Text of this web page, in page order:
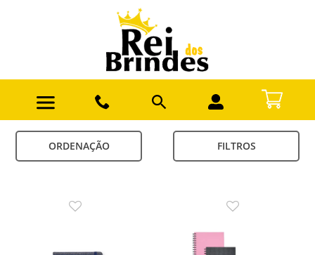
ORDENAÇÃO FILTROS